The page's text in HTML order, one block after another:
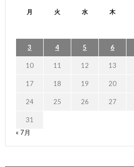
月 火 水 木
3 4 5 6
10 11 12 13
17 18 19 20
24 25 26 27
31
« 7月